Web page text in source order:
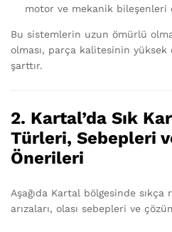
motor ve mekanik bileşenleri
Bu sistemlerin uzun ömürlü
olması, parça kalitesinin yüksek
şarttır.
2. Kartal’da Sık
Türleri, Sebepleri
Önerileri
Aşağıda Kartal bölgesinde
arızaları, olası sebepleri ve